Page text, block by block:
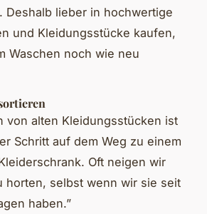
Deshalb lieber in hochwertige
und Kleidungsstücke kaufen,
Waschen noch wie neu
von alten Kleidungsstücken ist
Schritt auf dem Weg zu einem
Oft neigen wir
horten, selbst wenn wir sie seit
haben.”